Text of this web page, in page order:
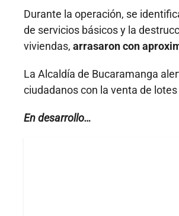
Durante la operación, se
de servicios básicos y la
viviendas, arrasaron con
La Alcaldía de Bucaramanga
ciudadanos con la venta de
En desarrollo…